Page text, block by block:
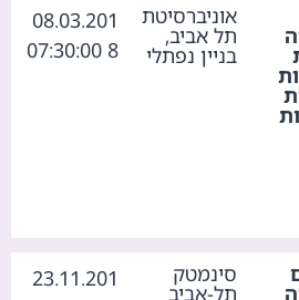
אוניברסיטת
תל אביב,
בניין נפתלי
08.03.201
8 07:30:00
סינמטק
תל-אביב
23.11.201